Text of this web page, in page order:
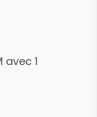
avec 1